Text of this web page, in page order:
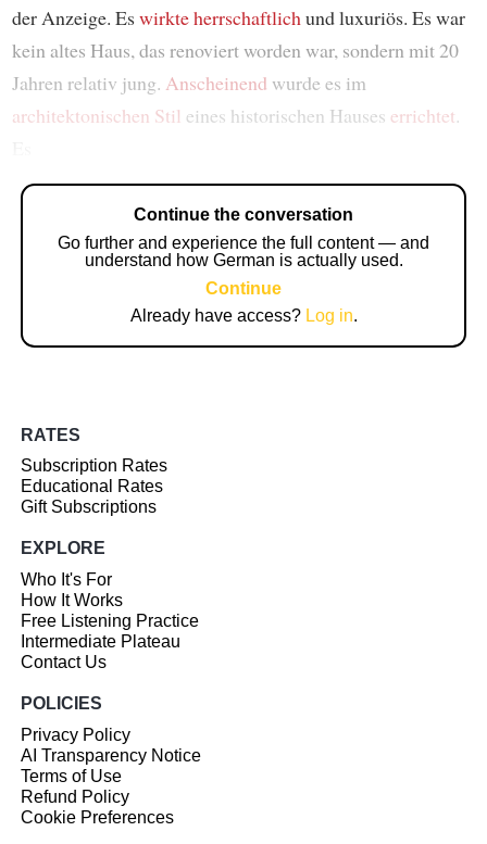
der Anzeige. Eswirkteherrschaftlichund luxuriös. Es war
kein altes Haus, das renoviert worden war, sondern mit 20
Jahren relativ jung. Anscheinend wurde es im
architektonischen Stil eines historischen Hauses errichtet.
Continue the conversation
Go further and experience the full content — and
understand how German is actually used.
Continue
Already have access? Log in.
RATES
Subscription Rates
Educational Rates
Gift Subscriptions
EXPLORE
Who It's For
How It Works
Free Listening Practice
Intermediate Plateau
Contact Us
POLICIES
Privacy Policy
AI Transparency Notice
Terms of Use
Refund Policy
Cookie Preferences